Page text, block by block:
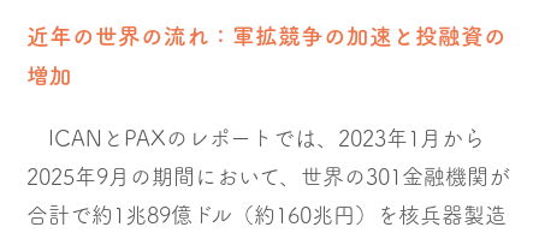
近年の世界の流れ：軍拡競争の加速と投融資の
増加
ICANとPAXのレポートでは、2023年1月から
2025年9月の期間において、世界の301金融機関が
合計で約1兆89億ドル（約160兆円）を核兵器製造